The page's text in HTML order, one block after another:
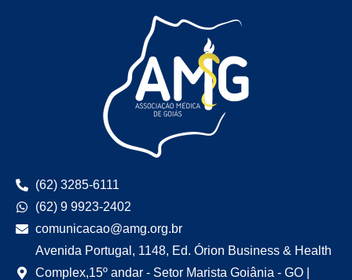
(62) 3285-6111
(62) 9 9923-2402
comunicacao@amg.org.br
Avenida Portugal, 1148, Ed. Órion Business & Health
Complex,15º andar - Setor Marista Goiânia - GO |